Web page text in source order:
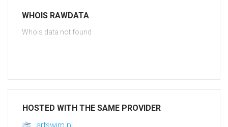
WHOIS RAWDATA
Whois data not found
HOSTED WITH THE SAME PROVIDER